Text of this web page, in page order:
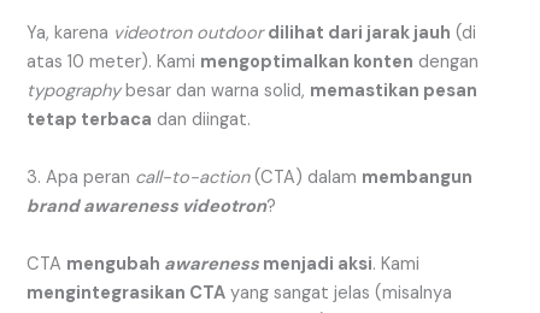
Ya, karena videotron outdoor dilihat dari jarak jauh (di
atas 10 meter). Kami mengoptimalkan konten dengan
typographybesar dan warna solid, memastikan pesan
tetap terbaca dan diingat.
3. Apa peran call-to-action(CTA) dalam membangun
brand awareness videotron?
CTA mengubah awareness menjadi aksi. Kami
mengintegrasikan CTA yang sangat jelas (misalnya